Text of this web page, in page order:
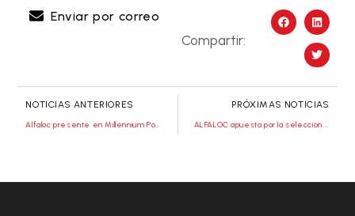
Enviar por correo
Compartir:
NOTICIAS ANTERIORES
Alfaloc presente en Millennium Portugal Exporter
PRÓXIMAS NOTICIAS
ALFALOC apuesta por la selección nacional de balonmano